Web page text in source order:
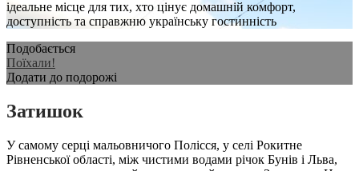
ідеальне місце для тих, хто цінує домашній комфорт,
доступність та справжню українську гостинність
Подобається
Поїхали!
Додати до подорожі
Затишок
У самому серці мальовничого Полісся, у селі Рокитне
Рівненської області, між чистими водами річок Бунів і Льва,